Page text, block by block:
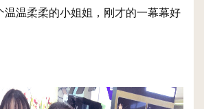
温温柔柔的小姐姐，刚才的一幕幕好